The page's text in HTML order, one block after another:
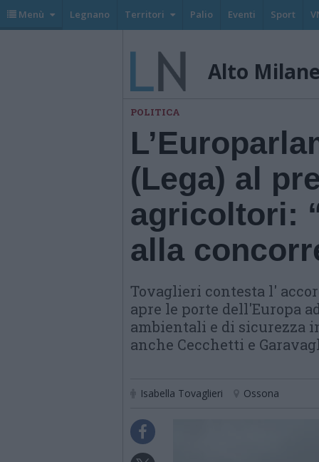
Menù Legnano Territori Palio Eventi Sport
Alto
POLITICA
(Lega) al
agricoltori:
alla
Tovaglieri contesta l'
apre le porte dell'Europa
ambientali e di sicurezza
anche Cecchetti e
Isabella Tovaglieri Ossona